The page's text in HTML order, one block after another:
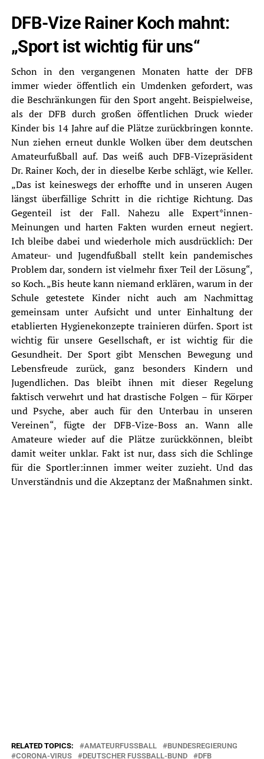
DFB-Vize Rainer Koch mahnt:
„Sport ist wichtig für uns“
Schon in den vergangenen Monaten hatte der DFB
immer wieder öffentlich ein Umdenken gefordert, was
die Beschränkungen für den Sport angeht. Beispielweise,
als der DFB durch großen öffentlichen Druck wieder
Kinder bis 14 Jahre auf die Plätze zurückbringen konnte.
Nun ziehen erneut dunkle Wolken über dem deutschen
Amateurfußball auf. Das weiß auch DFB-Vizepräsident
Dr. Rainer Koch, der in dieselbe Kerbe schlägt, wie Keller.
„Das ist keineswegs der erhoffte und in unseren Augen
längst überfällige Schritt in die richtige Richtung. Das
Gegenteil ist der Fall. Nahezu alle Expert*innen-
Meinungen und harten Fakten wurden erneut negiert.
Ich bleibe dabei und wiederhole mich ausdrücklich: Der
Amateur- und Jugendfußball stellt kein pandemisches
Problem dar, sondern ist vielmehr fixer Teil der Lösung“,
so Koch. „Bis heute kann niemand erklären, warum in der
Schule getestete Kinder nicht auch am Nachmittag
gemeinsam unter Aufsicht und unter Einhaltung der
etablierten Hygienekonzepte trainieren dürfen. Sport ist
wichtig für unsere Gesellschaft, er ist wichtig für die
Gesundheit. Der Sport gibt Menschen Bewegung und
Lebensfreude zurück, ganz besonders Kindern und
Jugendlichen. Das bleibt ihnen mit dieser Regelung
faktisch verwehrt und hat drastische Folgen – für Körper
und Psyche, aber auch für den Unterbau in unseren
Vereinen“, fügte der DFB-Vize-Boss an. Wann alle
Amateure wieder auf die Plätze zurückkönnen, bleibt
damit weiter unklar. Fakt ist nur, dass sich die Schlinge
für die Sportler:innen immer weiter zuzieht. Und das
Unverständnis und die Akzeptanz der Maßnahmen sinkt.
RELATED TOPICS: AMATEURFUSSBALL
BUNDESREGIERUNG
CORONA-VIRUS
DEUTSCHER FUSSBALL-BUND DFB